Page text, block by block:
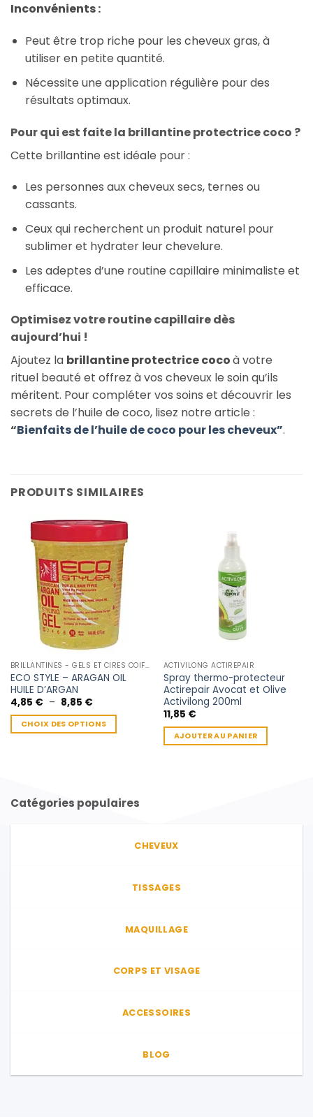
Inconvénients :
Peut être trop riche pour les cheveux gras, à
utiliser en petite quantité.
Nécessite une application régulière pour des
résultats optimaux.
Pour qui est faite la brillantine protectrice coco ?
Cette brillantine est idéale pour :
Les personnes aux cheveux secs, ternes ou
cassants.
Ceux qui recherchent un produit naturel pour
sublimer et hydrater leur chevelure.
Les adeptes d’une routine capillaire minimaliste et
efficace.
Optimisez votre routine capillaire dès
aujourd’hui !
Ajoutez la brillantine protectrice cocoà votre
rituel beauté et offrez à vos cheveux le soin qu’ils
méritent. Pour compléter vos soins et découvrir les
secrets de l’huile de coco, lisez notre article :
“Bienfaits de l’huile de coco pour les cheveux”.
PRODUITS SIMILAIRES
BRILLANTINES - GELS ET CIRES COIFFANTE
ECO STYLE – ARAGAN OIL
HUILE D’ARGAN
4,85 € – 8,85 €Plage
prix :
4,85 €
CHOIX DES OPTIONS
variations.
ACTIVILONG ACTIREPAIR
Spray thermo-protecteur
Actirepair Avocat et Olive
Activilong 200ml
11,85 €
AJOUTER AU PANIER
Catégories populaires
CHEVEUX
TISSAGES
MAQUILLAGE
CORPS ET VISAGE
ACCESSOIRES
BLOG